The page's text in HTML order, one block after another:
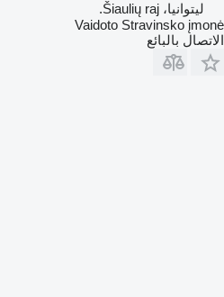
ليتوانيا، Šiaulių raj.
Vaidoto Stravinsko įmonė
الاتصال بالبائع